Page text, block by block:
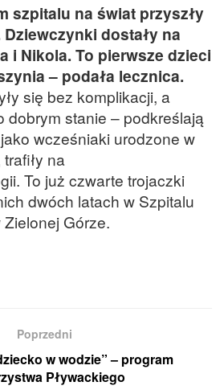
szpitalu na świat przyszły
dostały na
i Nikola. To pierwsze dzieci
– podała lecznica.
się bez komplikacji, a
dobrym stanie – podkreślają
wcześniaki urodzone w
na
To już czwarte trojaczki
dwóch latach w Szpitalu
Górze.
Poprzedni
w wodzie” – program
Pływackiego